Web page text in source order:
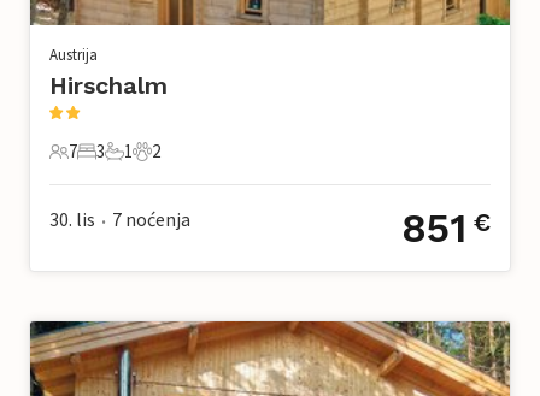
Austrija
Hirschalm
7 Gosti
7
3 Spavaće sobe
3
1 Kupaonica
1
2 Kućni ljubimac
2
30. lis • 7 noćenja 851 €